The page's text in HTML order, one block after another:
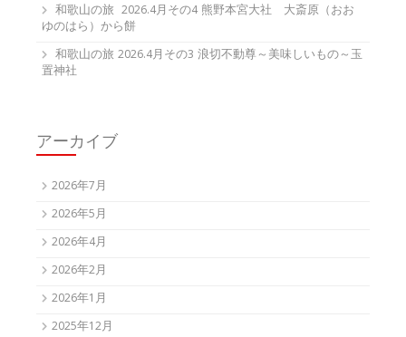
和歌山の旅 2026.4月その4 熊野本宮大社 大斎原（おお
ゆのはら）から餅
和歌山の旅 2026.4月その3 浪切不動尊～美味しいもの～玉
置神社
アーカイブ
2026年7月
2026年5月
2026年4月
2026年2月
2026年1月
2025年12月